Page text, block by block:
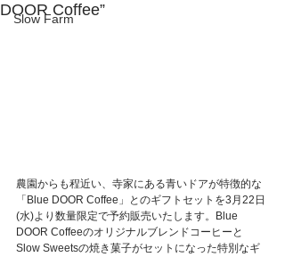
Slow Farm
DOOR Coffee”
農園からも程近い、寺家にある青いドアが特徴的な
「Blue DOOR Coffee」とのギフトセットを3月22日
(水)より数量限定で予約販売いたします。Blue
DOOR Coffeeのオリジナルブレンドコーヒーと
Slow Sweetsの焼き菓子がセットになった特別なギ